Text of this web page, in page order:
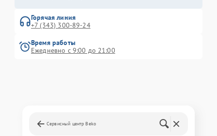
Горячая линия
+7 (343) 300-89-24
Время работы
Ежедневно с 9:00 до 21:00
Сервисный центр Beko